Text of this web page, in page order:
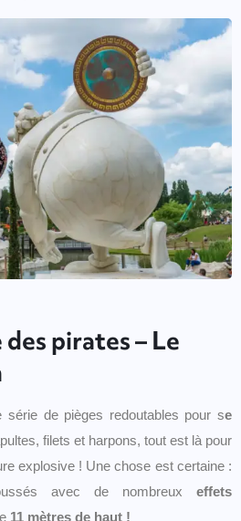
pirates – Le
série de pièges redoutables pour se
filets et harpons, tout est là pour
explosive ! Une chose est certaine :
avec de nombreux effets
11 mètres de haut !